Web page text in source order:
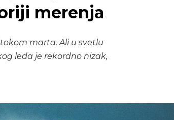
merenja
marta. Ali u svetlu
leda je rekordno nizak,